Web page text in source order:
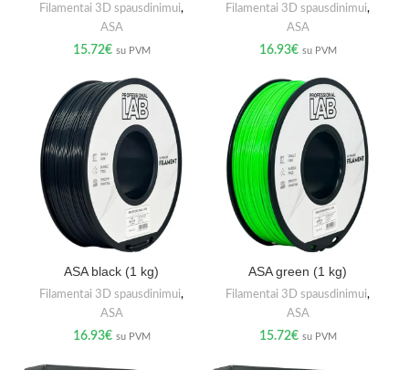
Filamentai 3D spausdinimui,
ASA
15.72€ su PVM
Filamentai 3D spausdinimui,
ASA
16.93€ su PVM
ASA black (1 kg)
Filamentai 3D spausdinimui,
ASA
16.93€ su PVM
ASA green (1 kg)
Filamentai 3D spausdinimui,
ASA
15.72€ su PVM